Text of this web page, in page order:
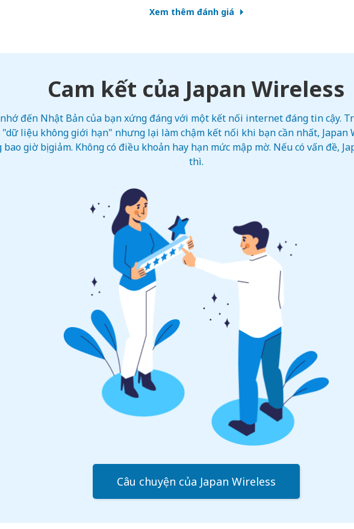
Xem thêm đánh giá
Cam kết của Japan Wireless
đến Nhật Bản của bạn xứng đáng với một kết nối internet đáng tin cậy.
"dữ liệu không giới hạn" nhưng lại làm chậm kết nối khi bạn cần nhất, Japan
bao giờ bị giảm. Không có điều khoản hay hạn mức mập mờ. Nếu có vấn đề,
thì.
Câu chuyện của Japan Wireless